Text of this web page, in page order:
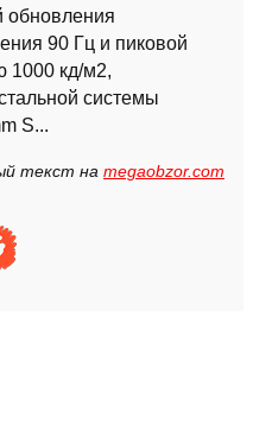
обновления
90 Гц и пиковой
1000 кд/м2,
системы
S...
текст на megaobzor.com